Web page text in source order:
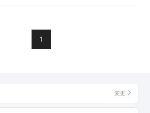
1
変更